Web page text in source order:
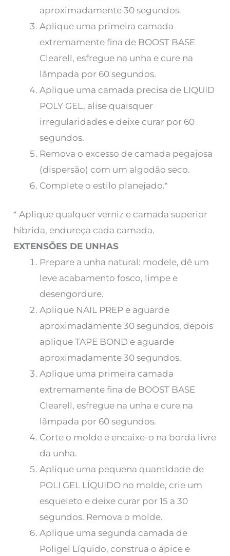
aproximadamente 30 segundos.
Aplique uma primeira camada
extremamente fina de BOOST BASE
Clearell, esfregue na unha e cure na
lâmpada por 60 segundos.
Aplique uma camada precisa de LIQUID
POLY GEL, alise quaisquer
irregularidades e deixe curar por 60
segundos.
Remova o excesso de camada pegajosa
(dispersão) com um algodão seco.
Complete o estilo planejado.*
* Aplique qualquer verniz e camada superior
híbrida, endureça cada camada.
EXTENSÕES DE UNHAS
Prepare a unha natural: modele, dê um
leve acabamento fosco, limpe e
desengordure.
Aplique NAIL PREP e aguarde
aproximadamente 30 segundos, depois
aplique TAPE BOND e aguarde
aproximadamente 30 segundos.
Aplique uma primeira camada
extremamente fina de BOOST BASE
Clearell, esfregue na unha e cure na
lâmpada por 60 segundos.
Corte o molde e encaixe-o na borda livre
da unha.
Aplique uma pequena quantidade de
POLI GEL LÍQUIDO no molde, crie um
esqueleto e deixe curar por 15 a 30
segundos. Remova o molde.
Aplique uma segunda camada de
Poligel Líquido, construa o ápice e